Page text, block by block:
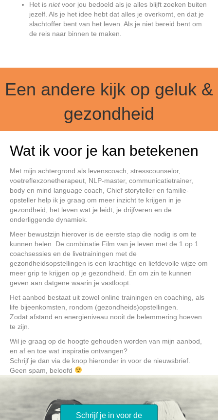
Het is nietvoor jou bedoeld als je alles blijft zoeken buiten
jezelf. Als je het idee hebt dat alles je overkomt, en dat je
slachtoffer bent van het leven. Als je niet bereid bent om
de reis naar binnen te maken.
Een andere kijk op geluk &
gezondheid
Wat ik voor je kan betekenen
Met mijn achtergrond als levenscoach, stresscounselor,
voetreflexzonetherapeut, NLP-master, communicatietrainer,
body en mind language coach, Chief storyteller en familie-
opsteller help ik je graag om meer inzicht te krijgen in je
gezondheid, het leven wat je leidt, je drijfveren en de
onderliggende dynamiek.
Meer bewustzijn hierover is de eerste stap die nodig is om te
kunnen helen. De combinatie Film van je leven met de 1 op 1
coachsessies en de livetrainingen met de
gezondheidsopstellingen is een krachtige en liefdevolle wijze om
meer grip te krijgen op je gezondheid. En om zin te kunnen
geven aan datgene waarin je vastloopt.
Het aanbod bestaat uit zowel online trainingen en coaching, als
life bijeenkomsten, rondom (gezondheids)opstellingen.
Zodat afstand en energieniveau nooit de belemmering hoeven
te zijn.
Wil je graag op de hoogte gehouden worden van mijn aanbod,
en af en toe wat inspiratie ontvangen?
Schrijf je dan via de knop hieronder in voor de nieuwsbrief.
Geen spam, beloofd
Schrijf je in voor de